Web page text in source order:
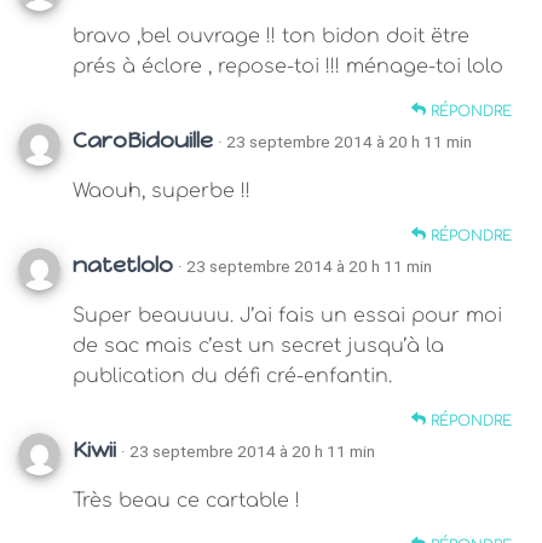
bravo ,bel ouvrage !! ton bidon doit ëtre
prés à éclore , repose-toi !!! ménage-toi lolo
RÉPONDRE
CaroBidouille · 23 septembre 2014 à 20 h 11 min
Waouh, superbe !!
RÉPONDRE
natetlolo · 23 septembre 2014 à 20 h 11 min
Super beauuuu. J’ai fais un essai pour moi
de sac mais c’est un secret jusqu’à la
publication du défi cré-enfantin.
RÉPONDRE
Kiwii · 23 septembre 2014 à 20 h 11 min
Très beau ce cartable !